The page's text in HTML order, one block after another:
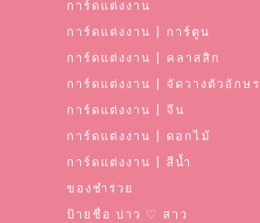
การ์ดแต่งงาน
การ์ดแต่งงาน | การ์ตูน
การ์ดแต่งงาน | คลาสสิก
การ์ดแต่งงาน | จัดวางตัวอักษร
การ์ดแต่งงาน | จีน
การ์ดแต่งงาน | ดอกไม้
การ์ดแต่งงาน | สีน้ำ
ของชำร่วย
ป้ายชื่อ บ่าว ♡ สาว